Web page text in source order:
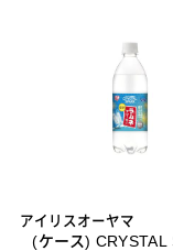
アイリスオーヤマ
(ケース) CRYSTAL